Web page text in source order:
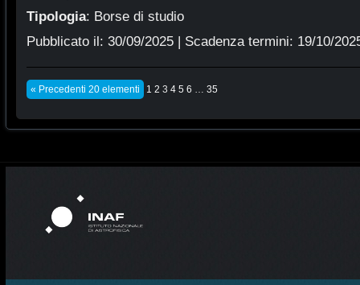
Tipologia: Borse di studio
Pubblicato il: 30/09/2025| Scadenza termini: 19/10/
« Precedenti 20 elementi 1 2 3 4 5 6 35